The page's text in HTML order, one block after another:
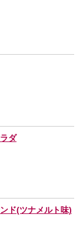
ダ
ド(ツナメルト味)